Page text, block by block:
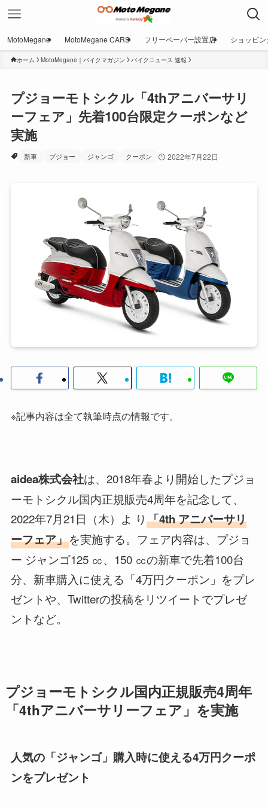
MotoMegane MotoMegane CARS フリーペーパー設置店 ショッピン
ホーム MotoMegane｜バイクマガジン バイクニュース 速報
プジョーモトシクル「4thアニバーサリ
ーフェア」先着100台限定クーポンなど
実施
新車 プジョー ジャンゴ クーポン 2022年7月22日
※記事内容は全て執筆時点の情報です。
aidea株式会社は、2018年春より開始したプジョ
ーモトシクル国内正規販売4周年を記念して、
2022年7月21日（木）よ り 「4th アニバーサリ
ーフェア」を実施する。フェア内容は、プジョ
ー ジャンゴ125 ㏄、150 ㏄の新車で先着100台
分、新車購入に使える「4万円クーポン」をプレ
ゼントや、Twitterの投稿をリツイートでプレゼ
ントなど。
プジョーモトシクル国内正規販売4周年
「4thアニバーサリーフェア」を実施
人気の「ジャンゴ」購入時に使える4万円クーポ
ンをプレゼント